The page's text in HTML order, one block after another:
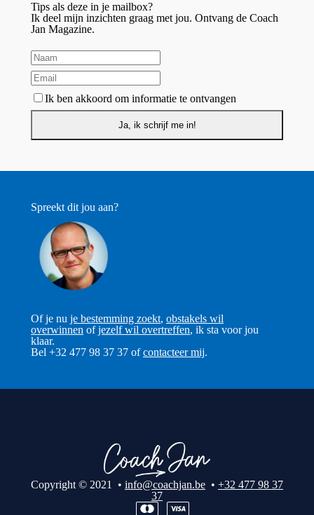
Tips als deze in je mailbox?
Ik deel mijn inzichten graag met jou. Ontvang de Coach
Jan Magazine.
Ik ben akkoord om informatie te ontvangen
Spreekt dit jou aan?
Of je nu je bestemming zoekt, obstakels wil
overwinnen ofjezelf wil overtreffen, ik sta voor jou
klaar.
Bel +32 477 98 37 37 ofcontacteer mij.
Copyright © 2021 • info@coachjan.be • +32 477 98 37
37